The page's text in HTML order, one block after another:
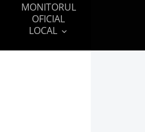
MONITORUL
OFICIAL
LOCAL